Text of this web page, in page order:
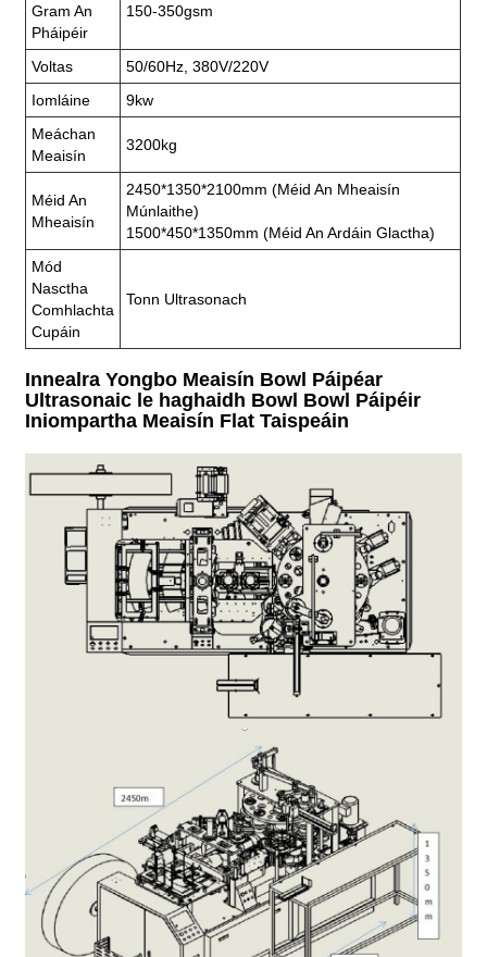
Gram An
Pháipéir
150-350gsm
Voltas
50/60Hz, 380V/220V
Iomláine
9kw
Meáchan
Meaisín
3200kg
Méid An
Mheaisín
2450*1350*2100mm (Méid An Mheaisín
Múnlaithe)
1500*450*1350mm (méid An Ardáin Glactha)
Mód
Nasctha
Comhlachta
Cupáin
Tonn Ultrasonach
Innealra Yongbo Meaisín Bowl Páipéar
Ultrasonaic le haghaidh Bowl Bowl Páipéir
Iniompartha Meaisín Flat Taispeáin